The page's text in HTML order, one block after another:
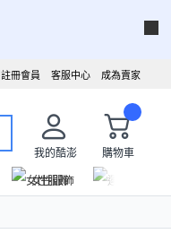
成為賣家
客服中心
註冊會員
我的酷澎
購物車
女性服飾